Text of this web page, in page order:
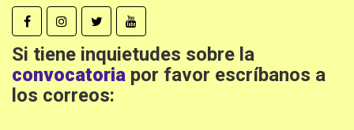
Si tiene inquietudes sobre la
convocatoria por favor escríbanos a
los correos: